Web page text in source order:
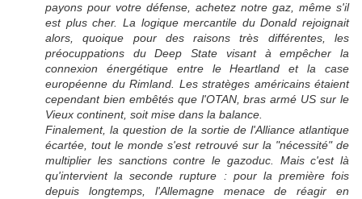
payons pour votre défense, achetez notre gaz, même s'il
est plus cher. La logique mercantile du Donald rejoignait
alors, quoique pour des raisons très différentes, les
préocuppations du Deep State visant à empêcher la
connexion énergétique entre le Heartland et la case
européenne du Rimland. Les stratèges américains étaient
cependant bien embêtés que l'OTAN, bras armé US sur le
Vieux continent, soit mise dans la balance.
Finalement, la question de la sortie de l'Alliance atlantique
écartée, tout le monde s'est retrouvé sur la "nécessité" de
multiplier les sanctions contre le gazoduc. Mais c'est là
qu'intervient la seconde rupture : pour la première fois
depuis longtemps, l'Allemagne menace de réagir en